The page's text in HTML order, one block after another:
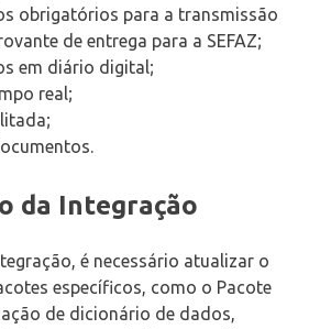
obrigatórios para a transmissão
de entrega para a SEFAZ;
em diário digital;
real;
da Integração
é necessário atualizar o
específicos, como o Pacote
de dicionário de dados,